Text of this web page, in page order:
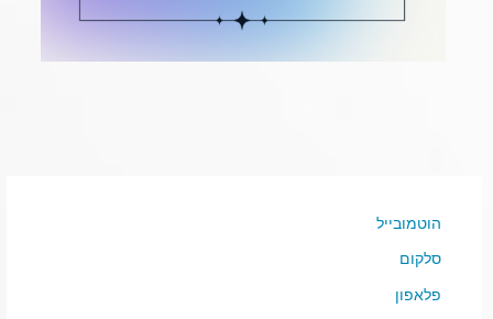
הוטמובייל
סלקום
פלאפון